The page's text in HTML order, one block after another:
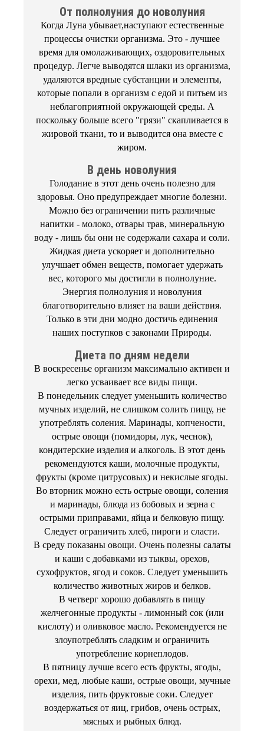
От полнолуния до новолуния
Когда Луна убывает,наступают естественные
процессы очистки организма. Это - лучшее
время для омолаживающих, оздоровительных
процедур. Легче выводятся шлаки из организма,
удаляются вредные субстанции и элементы,
которые попали в организм с едой и питьем из
неблагоприятной окружающей среды. А
поскольку больше всего "грязи" скапливается в
жировой ткани, то и выводится она вместе с
жиром.
В день новолуния
Голодание в этот день очень полезно для
здоровья. Oно предупреждает многие болезни.
Можно без ограничении пить различные
напитки - молоко, отвары трав, минеральную
воду - лишь бы они не содержали сахара и соли.
Жидкая диета ускоряет и дополнительно
улучшает обмен веществ, помогает удержать
вес, которого мы достигли в полнолуние.
Энергия полнолуния и новолуния
благотворительно влияет на ваши действия.
Только в эти дни модно достичь единения
наших поступков с законами Природы.
Диета по дням недели
В воскресенье организм максимально активен и
легко усваивает все виды пищи.
В понедельник следует уменьшить количество
мучных изделий, не слишком солить пищу, не
употреблять соления. Маринады, копчености,
острые овощи (помидоры, лук, чеснок),
кондитерские изделия и алкоголь. В этот день
рекомендуются каши, молочные продукты,
фрукты (кроме цитрусовых) и некислые ягоды.
Во вторник можно есть острые овощи, соления
и маринады, блюда из бобовых и зерна с
острыми приправами, яйца и белковую пищу.
Следует ограничить хлеб, пироги и сласти.
В среду показаны овощи. Очень полезны салаты
и каши с добавками из тыквы, орехов,
сухофруктов, ягод и соков. Следует уменьшить
количество животных жиров и белков.
В четверг хорошо добавлять в пищу
желчегонные продукты - лимонный сок (или
кислоту) и оливковое масло. Рекомендуется не
злоупотреблять сладким и ограничить
употребление корнеплодов.
В пятницу лучше всего есть фрукты, ягоды,
орехи, мед, любые каши, острые овощи, мучные
изделия, пить фруктовые соки. Следует
воздержаться от яиц, грибов, очень острых,
мясных и рыбных блюд.